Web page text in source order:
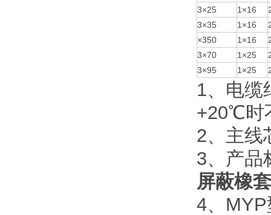
3×25
1×16
3×35
1×16
×350
1×16
3×70
1×25
3×95
1×25
1、电缆
+20℃时
2、主线
3、产品
屏蔽橡
4、